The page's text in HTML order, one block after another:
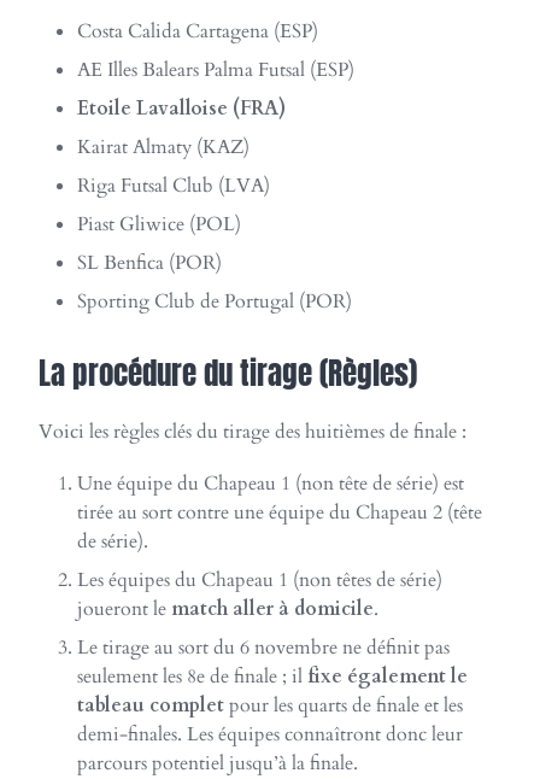
Costa Calida Cartagena (ESP)
AE Illes Balears Palma Futsal (ESP)
Etoile Lavalloise (FRA)
Kairat Almaty (KAZ)
Riga Futsal Club (LVA)
Piast Gliwice (POL)
SL Benfica (POR)
Sporting Club de Portugal (POR)
La procédure du tirage (Règles)
Voici les règles clés du tirage des huitièmes de finale :
Une équipe du Chapeau 1 (non tête de série) est
tirée au sort contre une équipe du Chapeau 2 (tête
de série).
Les équipes du Chapeau 1 (non têtes de série)
joueront le match aller à domicile.
Le tirage au sort du 6 novembre ne définit pas
seulement les 8e de finale ; il fixe également le
tableau completpour les quarts de finale et les
demi-finales. Les équipes connaîtront donc leur
parcours potentiel jusqu’à la finale.